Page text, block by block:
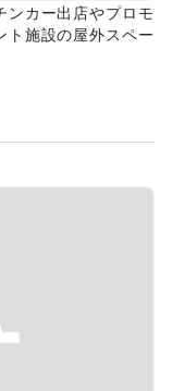
ンカー出店やプロモ
ト施設の屋外スペー